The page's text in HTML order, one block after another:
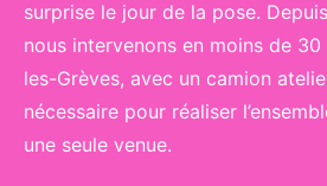
surprise le jour de la pose.
nous intervenons en moins de
les-Grèves, avec un camion
nécessaire pour réaliser
une seule venue.